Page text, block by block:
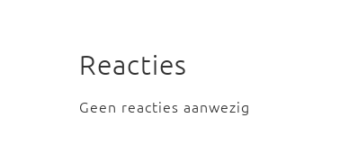
Reacties
Geen reacties aanwezig